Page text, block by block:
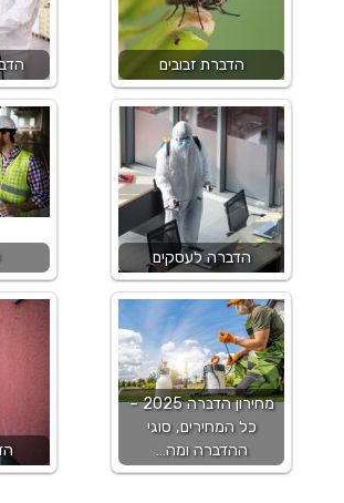
הדברת זבובים
הדברה לעסקים
מחירון הדברה 2025 –
כל המחירים, סוגי
ההדברה ומה…